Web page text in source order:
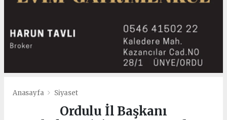
Anasayfa Siyaset
Ordulu İl Başkanı